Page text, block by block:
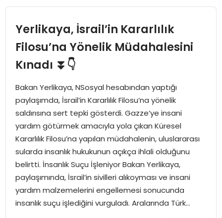
SPOR
SIYASET
MAGAZIN
Yerlikaya, İsrail’in Kararlılık
Filosu’na Yönelik Müdahalesini
Kınadı ⏬👇
Bakan Yerlikaya, NSosyal hesabından yaptığı
paylaşımda, İsrail’in Kararlılık Filosu’na yönelik
saldırısına sert tepki gösterdi. Gazze’ye insani
yardım götürmek amacıyla yola çıkan Küresel
Kararlılık Filosu’na yapılan müdahalenin, uluslararası
sularda insanlık hukukunun açıkça ihlali olduğunu
belirtti. İnsanlık Suçu İşleniyor Bakan Yerlikaya,
paylaşımında, İsrail’in sivilleri alıkoyması ve insani
yardım malzemelerini engellemesi sonucunda
insanlık suçu işlediğini vurguladı. Aralarında Türk…